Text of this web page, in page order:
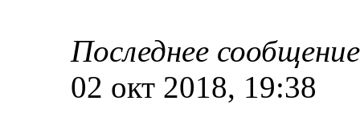
Последнее
02 окт 2018, 19:38